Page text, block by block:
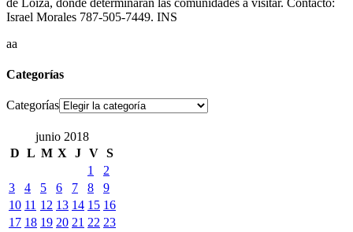
Israel Morales 787-505-7449. INS
aa
Categorías
Categorías
junio 2018
D L M X J V S
1
2
3
4 5 6 7 8
9
10 11 12 13 14 15 16
17 18 19 20 21 22 23